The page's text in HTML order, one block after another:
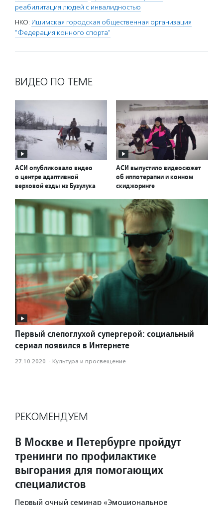
реабилитация людей с инвалидностью
НКО: Ишимская городская общественная организация
"Федерация конного спорта"
ВИДЕО ПО ТЕМЕ
АСИ опубликовало видео
о центре адаптивной
верховой езды из Бузулука
АСИ выпустило видеосюжет
об иппотерапии и конном
скиджоринге
Первый слепоглухой супергерой: социальный
сериал появился в Интернете
27.10.2020 · Культура и просвещение
РЕКОМЕНДУЕМ
В Москве и Петербурге пройдут
тренинги по профилактике
выгорания для помогающих
специалистов
Первый очный семинар «Эмоциональное